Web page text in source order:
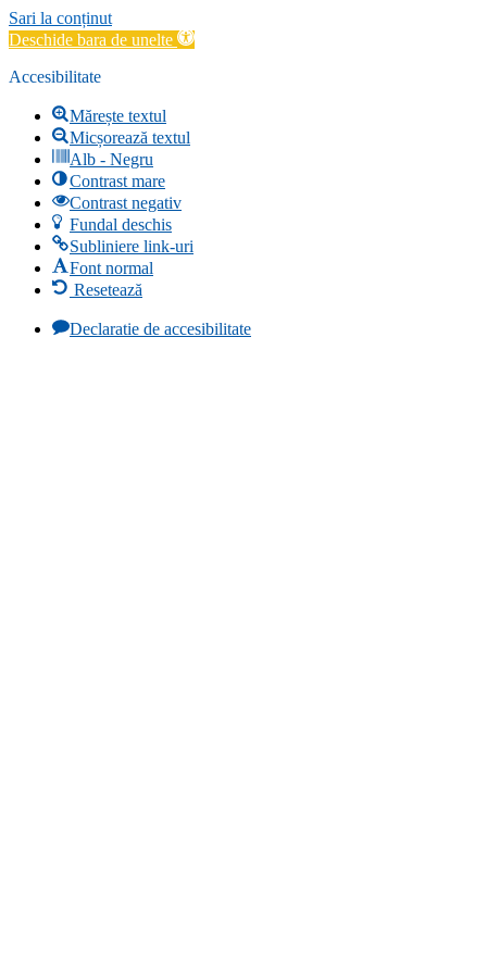
Sari la conținut
Deschide bara de unelte
Accesibilitate
Mărește textul
Micșorează textul
Alb - Negru
Contrast mare
Contrast negativ
Fundal deschis
Subliniere link-uri
Font normal
Resetează
Declaratie de accesibilitate